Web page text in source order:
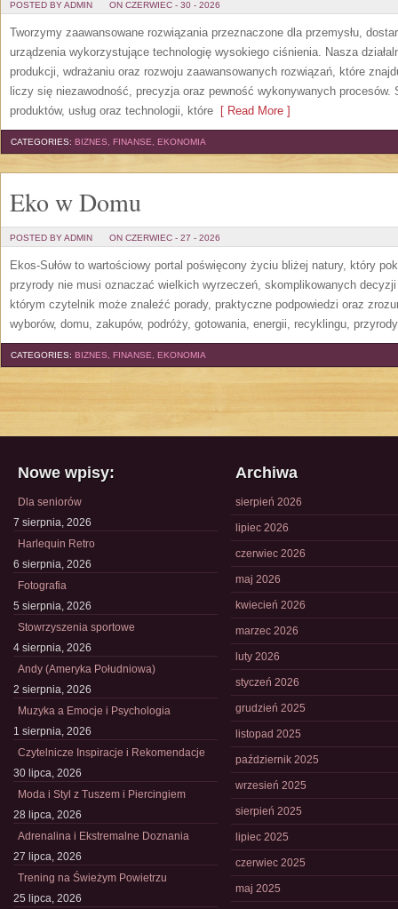
POSTED BY ADMIN ON CZERWIEC - 30 - 2026
Tworzymy zaawansowane rozwiązania przeznaczone dla przemysłu,
urządzenia wykorzystujące technologię wysokiego ciśnienia. Nasza
produkcji, wdrażaniu oraz rozwoju zaawansowanych rozwiązań, które
liczy się niezawodność, precyzja oraz pewność wykonywanych procesów.
produktów, usług oraz technologii, które [ Read More ]
CATEGORIES: BIZNES, FINANSE, EKONOMIA
Eko w Domu
POSTED BY ADMIN ON CZERWIEC - 27 - 2026
Ekos-Sułów to wartościowy portal poświęcony życiu bliżej natury, który
przyrody nie musi oznaczać wielkich wyrzeczeń, skomplikowanych
którym czytelnik może znaleźć porady, praktyczne podpowiedzi oraz
wyborów, domu, zakupów, podróży, gotowania, energii, recyklingu,
CATEGORIES: BIZNES, FINANSE, EKONOMIA
Nowe wpisy:
Dla seniorów
7 sierpnia, 2026
Harlequin Retro
6 sierpnia, 2026
Fotografia
5 sierpnia, 2026
Stowrzyszenia sportowe
4 sierpnia, 2026
Andy (Ameryka Południowa)
2 sierpnia, 2026
Muzyka a Emocje i Psychologia
1 sierpnia, 2026
Czytelnicze Inspiracje i Rekomendacje
30 lipca, 2026
Moda i Styl z Tuszem i Piercingiem
28 lipca, 2026
Adrenalina i Ekstremalne Doznania
27 lipca, 2026
Trening na Świeżym Powietrzu
25 lipca, 2026
Archiwa
sierpień 2026
lipiec 2026
czerwiec 2026
maj 2026
kwiecień 2026
marzec 2026
luty 2026
styczeń 2026
grudzień 2025
listopad 2025
październik 2025
wrzesień 2025
sierpień 2025
lipiec 2025
czerwiec 2025
maj 2025